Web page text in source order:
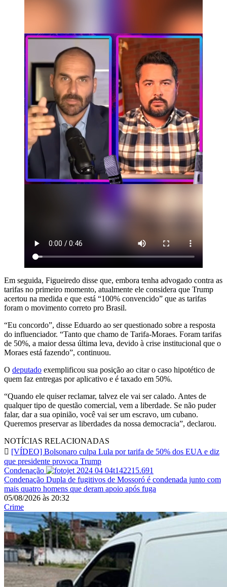
Em seguida, Figueiredo disse que, embora tenha advogado contra as
tarifas no primeiro momento, atualmente ele considera que Trump
acertou na medida e que está “100% convencido” que as tarifas
foram o movimento correto pro Brasil.
“Eu concordo”, disse Eduardo ao ser questionado sobre a resposta
do influenciador. “Tanto que chamo de Tarifa-Moraes. Foram tarifas
de 50%, a maior dessa última leva, devido à crise institucional que o
Moraes está fazendo”, continuou.
O deputado exemplificou sua posição ao citar o caso hipotético de
quem faz entregas por aplicativo e é taxado em 50%.
“Quando ele quiser reclamar, talvez ele vai ser calado. Antes de
qualquer tipo de questão comercial, vem a liberdade. Se não puder
falar, dar a sua opinião, você vai ser um escravo, um cubano.
Queremos preservar as liberdades da nossa democracia”, declarou.
NOTÍCIAS RELACIONADAS
[VÍDEO] Bolsonaro culpa Lula por tarifa de 50% dos EUA e diz
que presidente provoca Trump
Condenação
Condenação Dupla de fugitivos de Mossoró é condenada junto com
mais quatro homens que deram apoio após fuga
05/08/2026 às 20:32
Crime